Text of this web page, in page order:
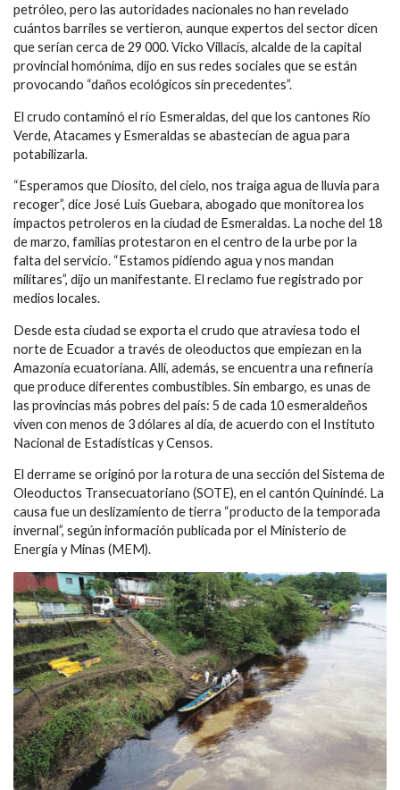
petróleo, pero las autoridades nacionales no han revelado
cuántos barriles se vertieron, aunque expertos del sector dicen
que serían cerca de 29 000. Vicko Villacís, alcalde de la capital
provincial homónima, dijo en sus redes sociales que se están
provocando “daños ecológicos sin precedentes”.
El crudo contaminó el río Esmeraldas, del que los cantones Río
Verde, Atacames y Esmeraldas se abastecían de agua para
potabilizarla.
“Esperamos que Diosito, del cielo, nos traiga agua de lluvia para
recoger”, dice José Luis Guebara, abogado que monitorea los
impactos petroleros en la ciudad de Esmeraldas. La noche del 18
de marzo, familias protestaron en el centro de la urbe por la
falta del servicio. “Estamos pidiendo agua y nos mandan
militares”, dijo un manifestante. El reclamo fue registrado por
medios locales.
Desde esta ciudad se exporta el crudo que atraviesa todo el
norte de Ecuador a través de oleoductos que empiezan en la
Amazonía ecuatoriana. Allí, además, se encuentra una refinería
que produce diferentes combustibles. Sin embargo, es unas de
las provincias más pobres del país: 5 de cada 10 esmeraldeños
viven con menos de 3 dólares al día, de acuerdo con el Instituto
Nacional de Estadísticas y Censos.
El derrame se originó por la rotura de una sección del Sistema de
Oleoductos Transecuatoriano (SOTE), en el cantón Quinindé. La
causa fue un deslizamiento de tierra “producto de la temporada
invernal”, según información publicada por el Ministerio de
Energía y Minas (MEM).